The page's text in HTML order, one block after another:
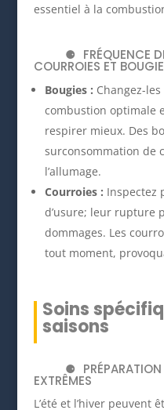
essentiel à la
FRÉQUENCE
COURROIES ET
Bougies : Changez-
combustion optimale
respirer mieux. Des
surconsommation de
l’allumage.
Courroies : Inspectez
d’usure; leur rupture
dommages. Les
tout moment,
Soins
saisons
EXTRÊMES
L’été et l’hiver peuvent